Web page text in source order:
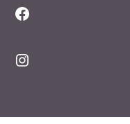
Facebook
Instagram